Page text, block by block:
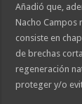
Añadió que,
Nacho Campos
consiste en
de brechas
regeneración
proteger y/o